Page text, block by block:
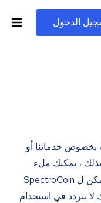
الدخول
بخصوص خدماتنا أو
بذلك ، يمكنك ملء
النموذج أدناه. بسبب نهجنا الدولي، فإنه يمكن ل SpectroCoin
تتردد في استخدام